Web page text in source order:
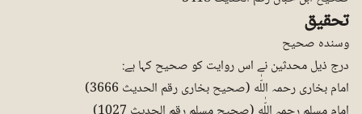
تحقیق
وسندہ صحیح
درج ذیل محدثین نے اس روایت کو صحیح کہا ہے:
امام بخاری رحمہ اللّٰه (صحیح بخاری رقم الحدیث 3666)